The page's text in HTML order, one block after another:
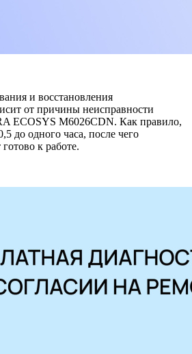
и восстановления
от причины неисправности
ECOSYS M6026CDN. Как правило,
до одного часа, после чего
к работе.